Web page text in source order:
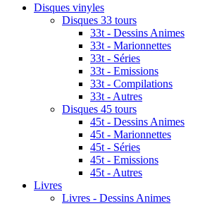
Disques vinyles
Disques 33 tours
33t - Dessins Animes
33t - Marionnettes
33t - Séries
33t - Emissions
33t - Compilations
33t - Autres
Disques 45 tours
45t - Dessins Animes
45t - Marionnettes
45t - Séries
45t - Emissions
45t - Autres
Livres
Livres - Dessins Animes